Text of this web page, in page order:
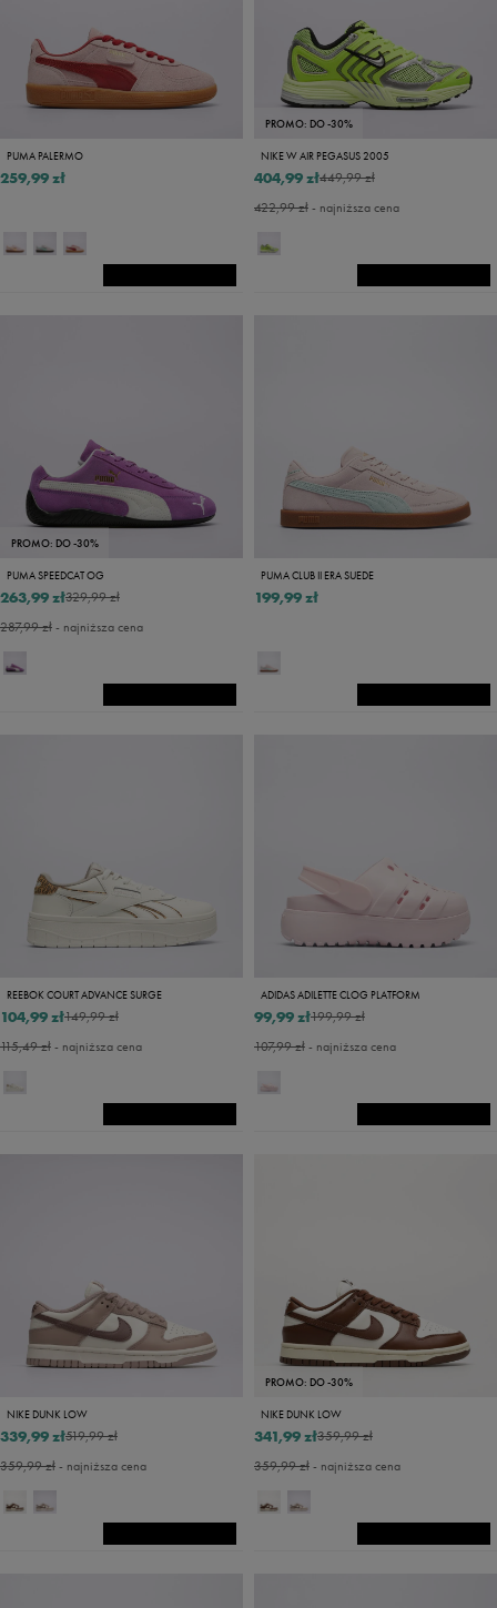
PUMA PALERMO
259,99 zł
PROMO: DO -30%
NIKE W AIR PEGASUS 2005
449,99 zł
404,99 zł
422,99 zł- najniższa cena
PROMO: DO -30%
PUMA SPEEDCAT OG
329,99 zł
263,99 zł
287,99 zł- najniższa cena
PUMA CLUB II ERA SUEDE
199,99 zł
REEBOK COURT ADVANCE SURGE
149,99 zł
104,99 zł
115,49 zł- najniższa cena
ADIDAS ADILETTE CLOG PLATFORM
199,99 zł
99,99 zł
107,99 zł- najniższa cena
NIKE DUNK LOW
519,99 zł
339,99 zł
359,99 zł- najniższa cena
PROMO: DO -30%
NIKE DUNK LOW
359,99 zł
341,99 zł
359,99 zł- najniższa cena